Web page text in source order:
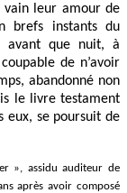
vain leur amour de
brefs instants du
avant que nuit, à
de n’avoir
abandonné non
le livre testament
eux, se poursuit de
», assidu auditeur de
après avoir composé